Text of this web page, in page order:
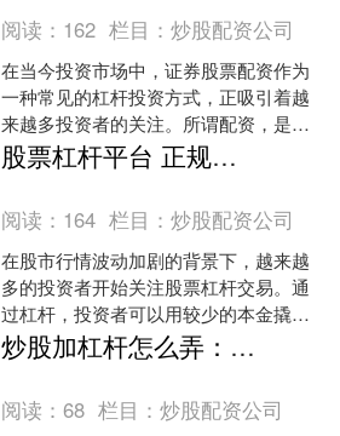
阅读： 162 栏目：炒股配资公司
在当今投资市场中，证券股票配资作为
一种常见的杠杆投资方式，正吸引着越
来越多投资者的关注。所谓配资，是指
投资者通过向配资公司或金融机构借入
资金，放大自身投资本金，....
股票杠杆平台 正规安全平台推荐
阅读： 164 栏目：炒股配资公司
在股市行情波动加剧的背景下，越来越
多的投资者开始关注股票杠杆交易。通
过杠杆，投资者可以用较少的本金撬动
更大的资金量，从而放大收益。然而，
杠杆交易是一把双刃剑，选....
炒股加杠杆怎么弄：正规渠道与风险须知
阅读：68 栏目：炒股配资公司